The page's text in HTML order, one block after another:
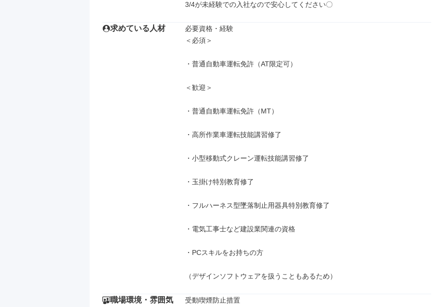
3/4が未経験での入社なので安心してください〇
求めている人材
必要資格・経験
＜必須＞
・普通自動車運転免許（AT限定可）
＜歓迎＞
・普通自動車運転免許（MT）
・高所作業車運転技能講習修了
・小型移動式クレーン運転技能講習修了
・玉掛け特別教育修了
・フルハーネス型墜落制止用器具特別教育修了
・電気工事士など建設業関連の資格
・PCスキルをお持ちの方
（デザインソフトウェアを扱うこともあるため）
職場環境・雰囲気
受動喫煙防止措置